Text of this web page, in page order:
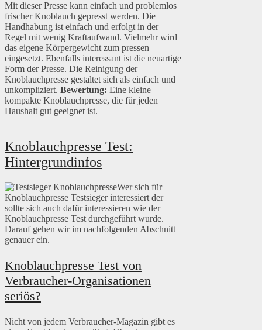
Mit dieser Presse kann einfach und problemlos
frischer Knoblauch gepresst werden. Die
Handhabung ist einfach und erfolgt in der
Regel mit wenig Kraftaufwand. Vielmehr wird
das eigene Körpergewicht zum pressen
eingesetzt. Ebenfalls interessant ist die neuartige
Form der Presse. Die Reinigung der
Knoblauchpresse gestaltet sich als einfach und
unkompliziert. Bewertung: Eine kleine
kompakte Knoblauchpresse, die für jeden
Haushalt gut geeignet ist.
Knoblauchpresse Test:
Hintergrundinfos
Wer sich für
Knoblauchpresse Testsieger interessiert der
sollte sich auch dafür interessieren wie der
Knoblauchpresse Test durchgeführt wurde.
Darauf gehen wir im nachfolgenden Abschnitt
genauer ein.
Knoblauchpresse Test von
Verbraucher-Organisationen
seriös?
Nicht von jedem Verbraucher-Magazin gibt es